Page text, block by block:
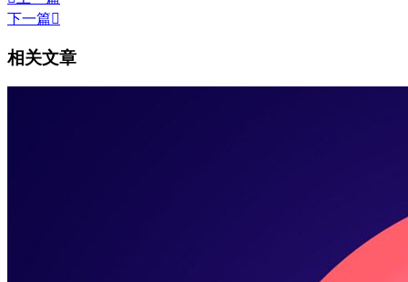
下一篇
相关文章